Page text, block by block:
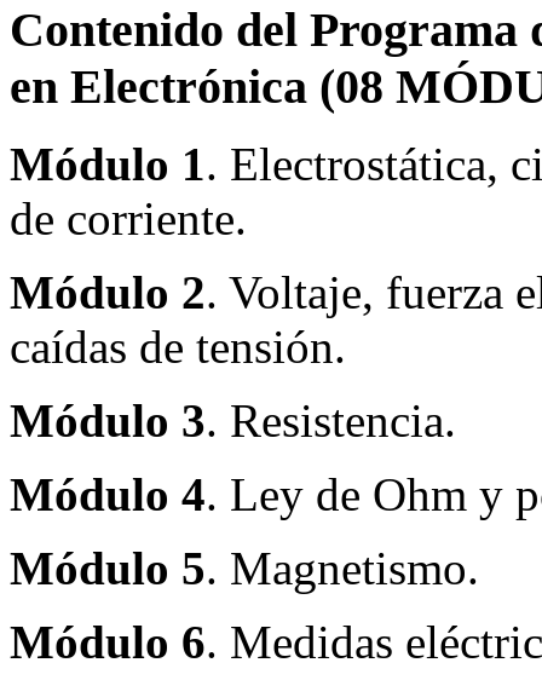
Contenido del Programa
en Electrónica (08
Módulo 1. Electrostática,
de corriente.
Módulo 2. Voltaje, fuerza
caídas de tensión.
Módulo 3. Resistencia.
Módulo 4. Ley de Ohm y
Módulo 5. Magnetismo.
Módulo 6. Medidas